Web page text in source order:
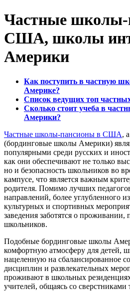
Частные
США, школы
Америки
Как поступить в частную
Америке?
Список ведущих топ
Сколько стоит учеба в
Америки?
Частные школы-пансионы в США,
(бординговые школы Америки)
популярными среди русских и
как они обеспечивают не только
но и безопасность школьников во
кампусе, что является важным
родителя. Помимо лучших
направлений, более углубленного
культурных и спортивных
заведения заботятся о проживании,
школьников.
Подобные бординговые школы
комфортную атмосферу для детей,
нацеленную на сбалансированное
дисциплин и развлекательных
проживают в школьных
учителей, общаясь со